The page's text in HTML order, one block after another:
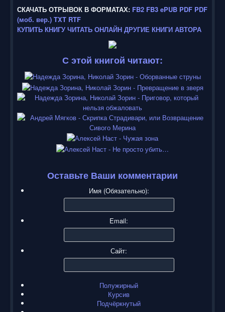
СКАЧАТЬ ОТРЫВОК В ФОРМАТАХ: FB2 FB3 ePUB PDF PDF
(моб. вер.) TXT RTF
КУПИТЬ КНИГУ ЧИТАТЬ ОНЛАЙН ДРУГИЕ КНИГИ АВТОРА
С этой книгой читают:
Оставьте Ваши комментарии
Имя (Обязательно):
Email:
Сайт:
Полужирный
Курсив
Подчёркнутый